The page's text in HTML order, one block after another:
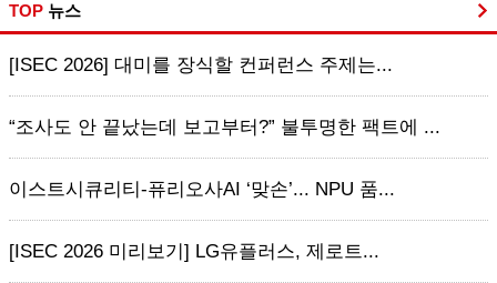
TOP 뉴스
[ISEC 2026] 대미를 장식할 컨퍼런스 주제는...
“조사도 안 끝났는데 보고부터?” 불투명한 팩트에 ...
이스트시큐리티-퓨리오사AI ‘맞손’... NPU 품...
[ISEC 2026 미리보기] LG유플러스, 제로트...